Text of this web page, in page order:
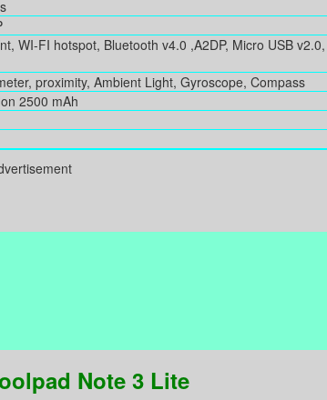
WI-FI hotspot, Bluetooth v4.0 ,A2DP, Micro USB v2.0,
proximity, Ambient Light, Gyroscope, Compass
2500 mAh
Note 3 Lite